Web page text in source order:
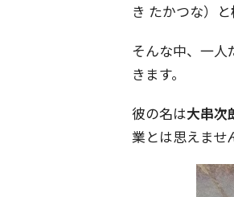
き たかつな）と
そんな中、一人
きます。
彼の名は大串次
業とは思えませ